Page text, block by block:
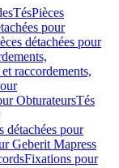
TésPièces
pour
détachées pour
raccordements,
ObturateursTés
détachées pour
Geberit Mapress
Fixations pour